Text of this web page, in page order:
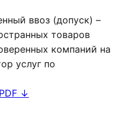
ввоз (допуск) –
товаров
компаний на
услуг по
↓